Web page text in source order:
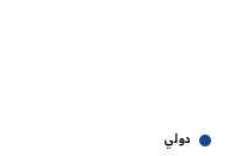
دولي